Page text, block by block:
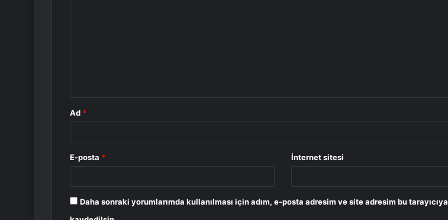
Ad *
E-posta * İnternet sitesi
Daha sonraki yorumlarımda kullanılması için adım, e-posta adresim ve site adresim bu tarayıcıya